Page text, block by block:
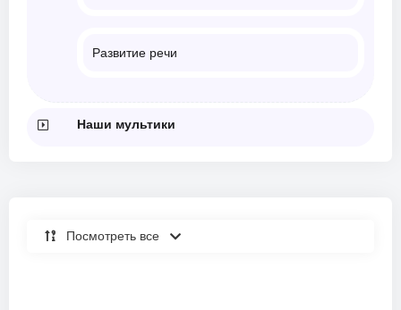
Развитие речи
Наши мультики
Посмотреть все